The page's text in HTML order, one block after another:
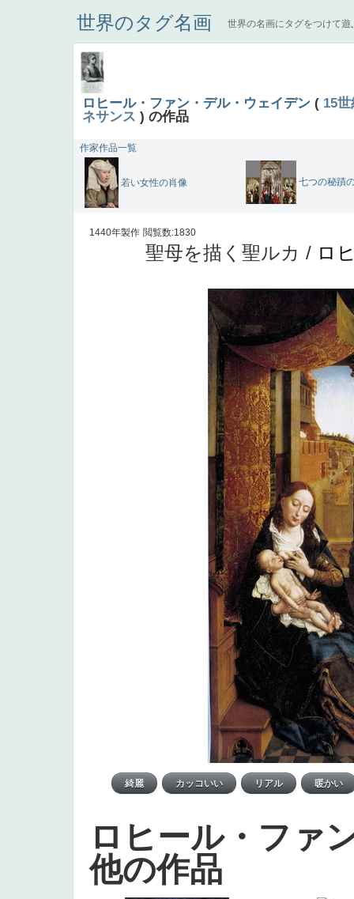
世界のタグ名画 世界の名画にタグをつけて遊
ロヒール・ファン・デル・ウェイデン ( 15
ネサンス ) の作品
作家作品一覧
若い女性の肖像 七つの秘蹟
1440年製作 閲覧数:1830
聖母を描く聖ルカ / ロ
ロヒール・ファ
他の作品